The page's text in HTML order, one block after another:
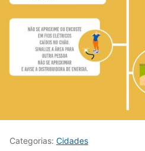
Categorias: Cidades